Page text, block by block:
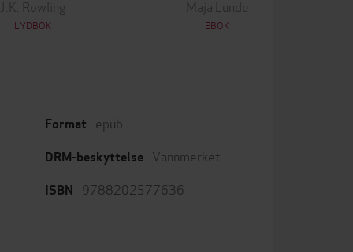
J.K. Rowling
LYDBOK
Maja Lunde
EBOK
Format epub
DRM-beskyttelse Vannmerket
ISBN 9788202577636